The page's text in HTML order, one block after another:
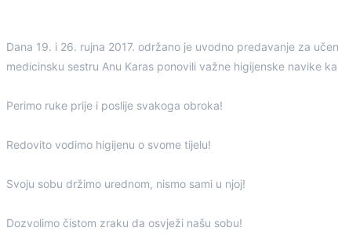
Dana 19. i 26. rujna 2017. održano je uvodno predavanje za
medicinsku sestru Anu Karas ponovili važne higijenske navike
Perimo ruke prije i poslije svakoga obroka!
Redovito vodimo higijenu o svome tijelu!
Svoju sobu držimo urednom, nismo sami u njoj!
Dozvolimo čistom zraku da osvježi našu sobu!